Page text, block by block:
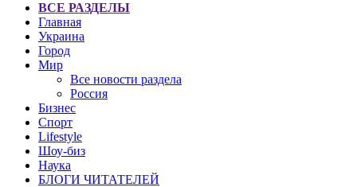
ВСЕ РАЗДЕЛЫ
Главная
Украина
Город
Мир
Все новости раздела
Россия
Бизнес
Спорт
Lifestyle
Шоу-биз
Наука
БЛОГИ ЧИТАТЕЛЕЙ